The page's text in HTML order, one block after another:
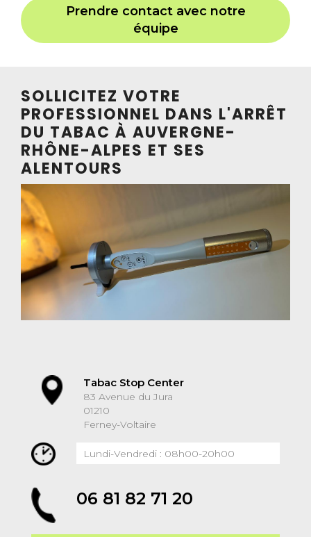
Prendre contact avec notre
équipe
SOLLICITEZ VOTRE
PROFESSIONNEL DANS L'ARRÊT
DU TABAC À AUVERGNE-
RHÔNE-ALPES ET SES
ALENTOURS
Tabac Stop Center
83 Avenue du Jura
01210
Ferney-Voltaire
Lundi-Vendredi : 08h00-20h00
06 81 82 71 20